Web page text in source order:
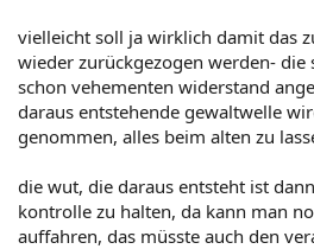
vielleicht soll ja wirklich damit das
wieder zurückgezogen werden- die
schon vehementen widerstand
daraus entstehende gewaltwelle
genommen, alles beim alten zu
die wut, die daraus entsteht ist
kontrolle zu halten, da kann man
auffahren, das müsste auch den